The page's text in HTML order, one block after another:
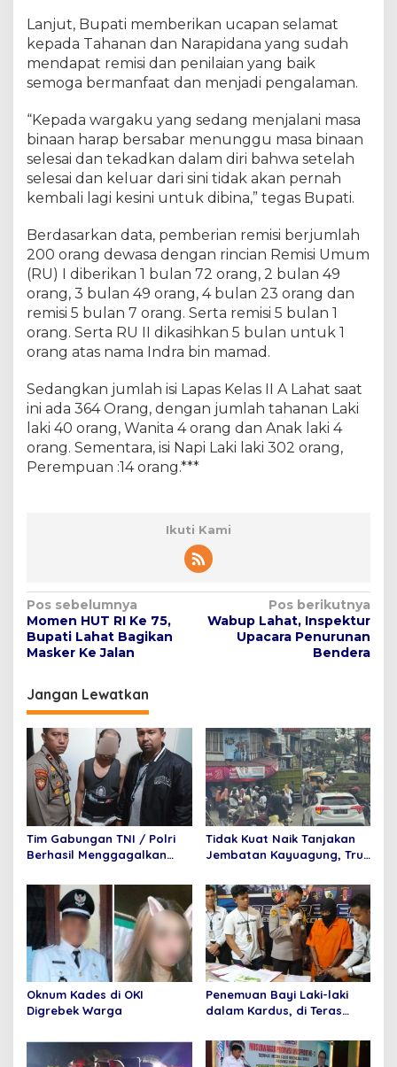
Lanjut, Bupati memberikan ucapan selamat
kepada Tahanan dan Narapidana yang sudah
mendapat remisi dan penilaian yang baik
semoga bermanfaat dan menjadi pengalaman.
“Kepada wargaku yang sedang menjalani masa
binaan harap bersabar menunggu masa binaan
selesai dan tekadkan dalam diri bahwa setelah
selesai dan keluar dari sini tidak akan pernah
kembali lagi kesini untuk dibina,” tegas Bupati.
Berdasarkan data, pemberian remisi berjumlah
200 orang dewasa dengan rincian Remisi Umum
(RU) I diberikan 1 bulan 72 orang, 2 bulan 49
orang, 3 bulan 49 orang, 4 bulan 23 orang dan
remisi 5 bulan 7 orang. Serta remisi 5 bulan 1
orang. Serta RU II dikasihkan 5 bulan untuk 1
orang atas nama Indra bin mamad.
Sedangkan jumlah isi Lapas Kelas II A Lahat saat
ini ada 364 Orang, dengan jumlah tahanan Laki
laki 40 orang, Wanita 4 orang dan Anak laki 4
orang. Sementara, isi Napi Laki laki 302 orang,
Perempuan :14 orang.***
Ikuti Kami
N
a
v
i
g
a
s
i
p
o
s
Pos sebelumnya
Momen HUT RI Ke 75,
Bupati Lahat Bagikan
Masker Ke Jalan
Pos berikutnya
Wabup Lahat, Inspektur
Upacara Penurunan
Bendera
Jangan Lewatkan
Tim Gabungan TNI / Polri
Berhasil Menggagalkan
Sabu dan 6 Paket pil
Ekstasi Di Bandara
Internasional Minangkabau
Tidak Kuat Naik Tanjakan
Jembatan Kayuagung, Truk
Purnama
Oknum Kades di OKI
Digrebek Warga
Penemuan Bayi Laki-laki
dalam Kardus, di Teras